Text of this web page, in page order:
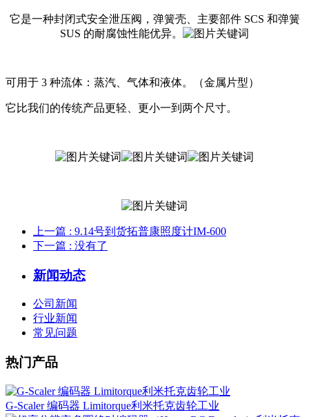
它是一种封闭式安全泄压阀，弹簧壳、主要部件 SCS 和弹簧
SUS 的耐腐蚀性能优异。
可用于 3 种流体：蒸汽、气体和液体。（金属片型）
它比我们的传统产品更轻、更小一到两个尺寸。
上一篇 : 9.14号到货拓普康照度计IM-600
下一篇 : 没有了
新闻动态
公司新闻
行业新闻
常见问题
热门产品
G-Scaler 编码器 Limitorque利米托克齿轮工业